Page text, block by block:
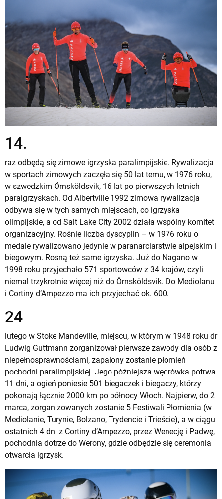
14.
raz odbędą się zimowe igrzyska paralimpijskie. Rywalizacja
w sportach zimowych zaczęła się 50 lat temu, w 1976 roku,
w szwedzkim Örnsköldsvik, 16 lat po pierwszych letnich
paraigrzyskach. Od Albertville 1992 zimowa rywalizacja
odbywa się w tych samych miejscach, co igrzyska
olimpijskie, a od Salt Lake City 2002 działa wspólny komitet
organizacyjny. Rośnie liczba dyscyplin – w 1976 roku o
medale rywalizowano jedynie w paranarciarstwie alpejskim i
biegowym. Rosną też same igrzyska. Już do Nagano w
1998 roku przyjechało 571 sportowców z 34 krajów, czyli
niemal trzykrotnie więcej niż do Örnsköldsvik. Do Mediolanu
i Cortiny d’Ampezzo ma ich przyjechać ok. 600.
24
lutego w Stoke Mandeville, miejscu, w którym w 1948 roku dr
Ludwig Guttmann zorganizował pierwsze zawody dla osób z
niepełnosprawnościami, zapalony zostanie płomień
pochodni paralimpijskiej. Jego późniejsza wędrówka potrwa
11 dni, a ogień poniesie 501 biegaczek i biegaczy, którzy
pokonają łącznie 2000 km po północy Włoch. Najpierw, do 2
marca, zorganizowanych zostanie 5 Festiwali Płomienia (w
Mediolanie, Turynie, Bolzano, Trydencie i Trieście), a w ciągu
ostatnich 4 dni z Cortiny d’Ampezzo, przez Wenecję i Padwę,
pochodnia dotrze do Werony, gdzie odbędzie się ceremonia
otwarcia igrzysk.